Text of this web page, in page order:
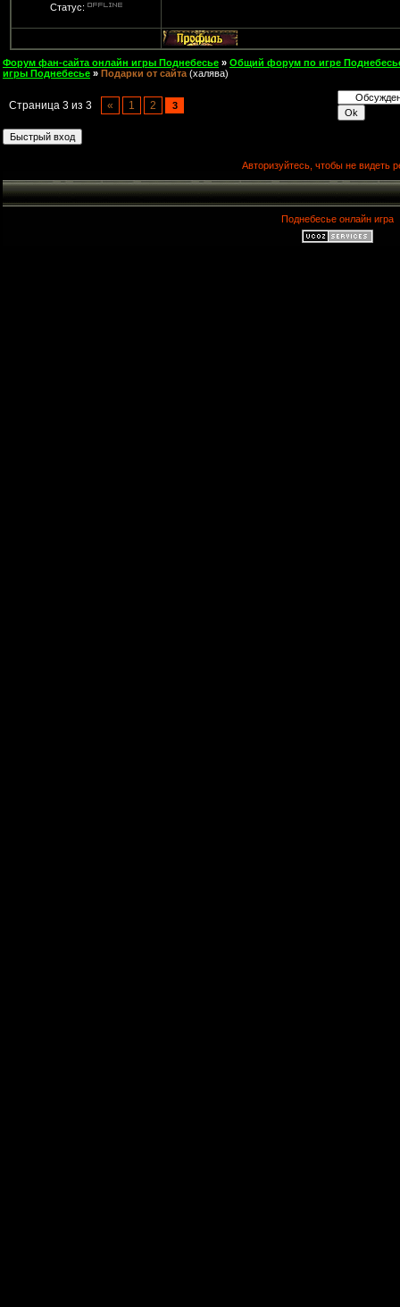
Статус:
Форум фан-сайта онлайн игры Поднебесье » Общий форум по игре
игры Поднебесье » Подарки от сайта (халява)
Страница 3 из 3 « 1 2 3
Авторизуйтесь, чтобы не видеть
Поднебесье онлайн игра